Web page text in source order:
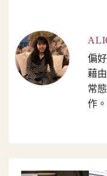
偏
藉
常
作。